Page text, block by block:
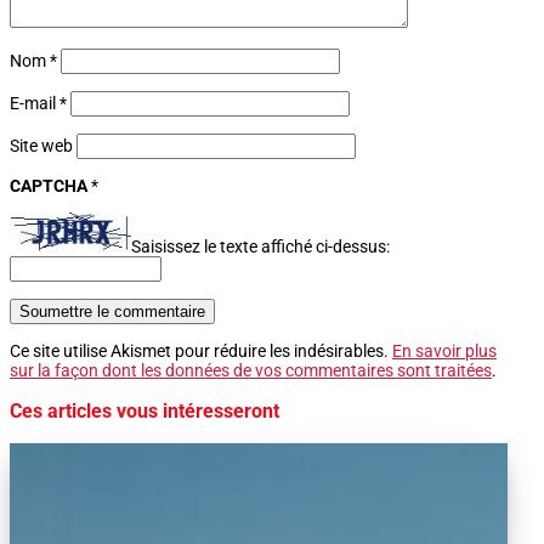
Nom*
E-mail *
Site web
CAPTCHA*
Saisissez le texte affiché ci-dessus:
Soumettre le commentaire
Ce site utilise Akismet pour réduire les indésirables. En savoir plus
sur la façon dont les données de vos commentaires sont traitées.
Ces articles vous intéresseront